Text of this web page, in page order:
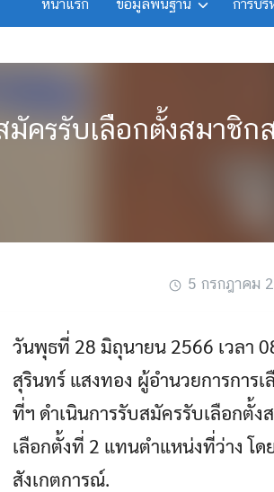
หน้าแรก ข้อมูลพื้นฐาน การบริ
มัครรับเลือกตั้งสมาชิก
5 กรกฎาคม
วันพุธที่ 28 มิถุนายน 2566 เวลา
สุรินทร์ แสงทอง ผู้อำนวยการการ
ที่ฯ ดำเนินการรับสมัครรับเลือกตั้
เลือกตั้งที่ 2 แทนตำแหน่งที่ว่าง โ
สังเกตการณ์.